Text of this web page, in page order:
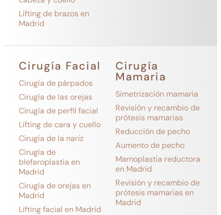
Lifting de brazos en
Madrid
Cirugía Facial
Cirugía de párpados
Cirugía de las orejas
Cirugía de perfil facial
Lifting de cara y cuello
Cirugía de la nariz
Cirugía de
blefaroplastia en
Madrid
Cirugía de orejas en
Madrid
Lifting facial en Madrid
Cirugía
Mamaria
Simetrización mamaria
Revisión y recambio de
prótesis mamarias
Reducción de pecho
Aumento de pecho
Mamoplastia reductora
en Madrid
Revisión y recambio de
prótesis mamarias en
Madrid